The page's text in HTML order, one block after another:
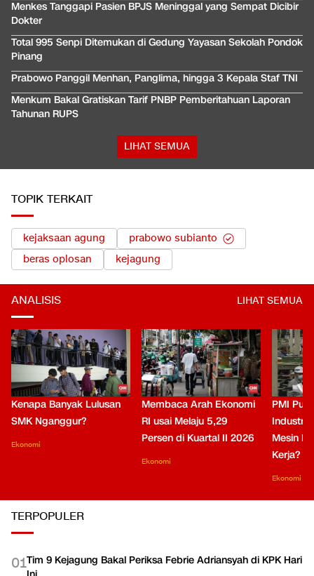
Menkes Tanggapi Pasien BPJS Meninggal yang Sempat Dicibir
Dokter
Total 995 Senpi Ditemukan di Gedung Yayasan Sekolah Pondok
Pinang
Prabowo Panggil Menhan, Panglima, hingga 3 Kepala Staf TNI
Menkum Bakal Gratiskan Tarif PNBP Pemberitahuan Laporan
Tahunan RUPS
LIHAT SEMUA
TOPIK TERKAIT
kejaksaan agung
prabowo subianto
beras oplosan
kejagung
ANALISIS LIHAT SEMUA
Kenapa Banyak Lulusan
SMK Nganggur?
Ekonomi
Membaca Arah Ekonomi
RI usai Melaju 5,29
Persen di Kuartal II 2026
Ekonomi
PMI
Industri
Mesin
Kerja?
Ekonomi
TERPOPULER
01Tim 9 Kejagung Bakal Periksa Febrie Adriansyah di KPK Hari